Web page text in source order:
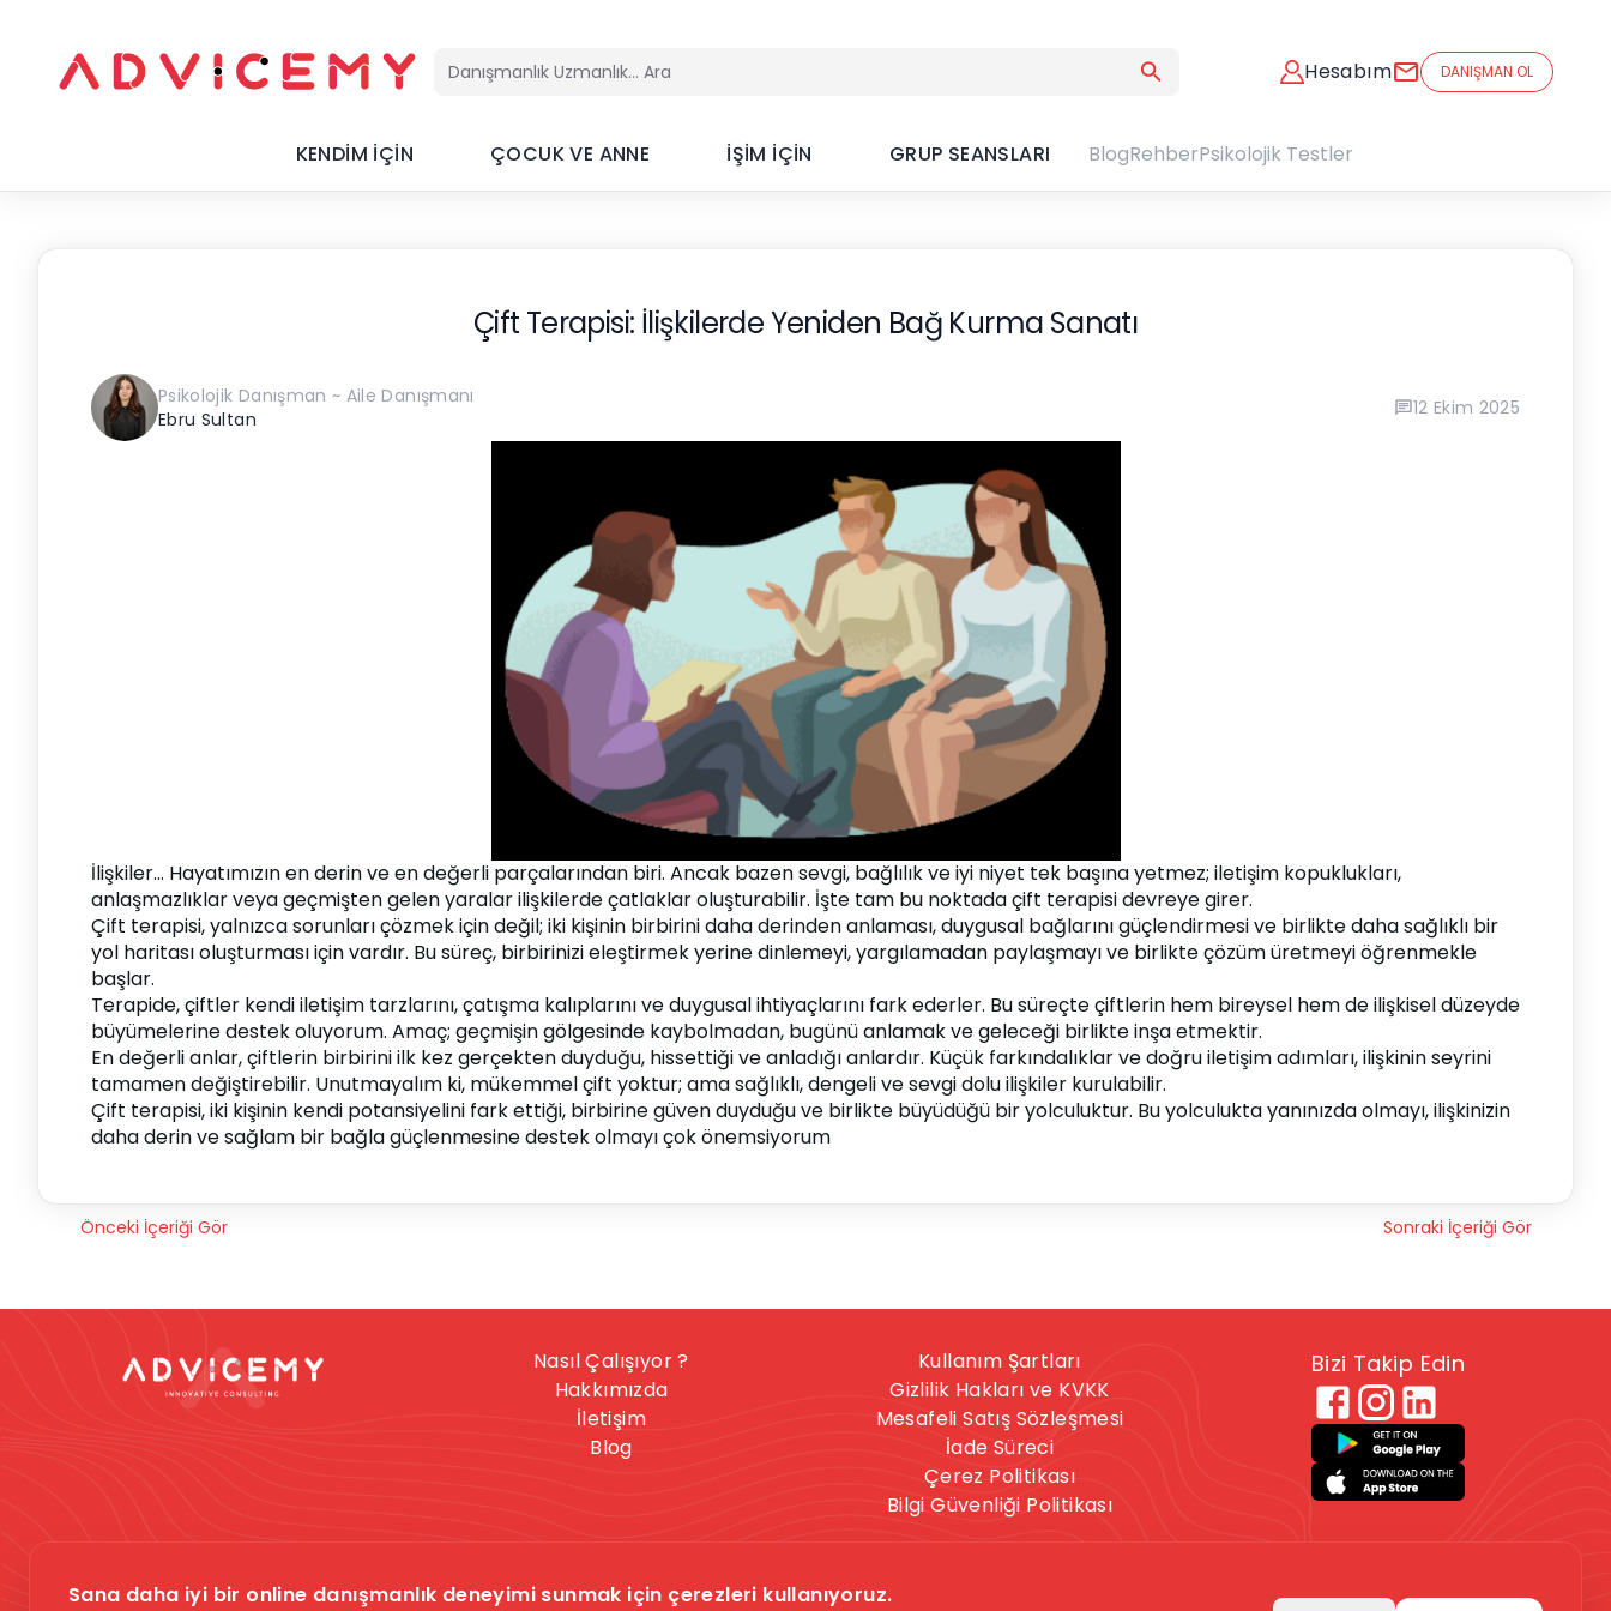
Hesabım DANIŞMAN OL
KENDİM İÇİN ÇOCUK VE ANNE İŞİM İÇİN GRUP SEANSLARI BlogRehberPsikolojik Testler
Çift Terapisi: İlişkilerde Yeniden Bağ Kurma Sanatı
Psikolojik Danışman ~ Aile Danışmanı
Ebru Sultan
12 Ekim 2025
İlişkiler… Hayatımızın en derin ve en değerli parçalarından biri. Ancak bazen sevgi, bağlılık ve iyi niyet tek başına yetmez; iletişim kopuklukları,
anlaşmazlıklar veya geçmişten gelen yaralar ilişkilerde çatlaklar oluşturabilir. İşte tam bu noktada çift terapisi devreye girer.
Çift terapisi, yalnızca sorunları çözmek için değil; iki kişinin birbirini daha derinden anlaması, duygusal bağlarını güçlendirmesi ve birlikte daha sağlıklı bir
yol haritası oluşturması için vardır. Bu süreç, birbirinizi eleştirmek yerine dinlemeyi, yargılamadan paylaşmayı ve birlikte çözüm üretmeyi öğrenmekle
başlar.
Terapide, çiftler kendi iletişim tarzlarını, çatışma kalıplarını ve duygusal ihtiyaçlarını fark ederler. Bu süreçte çiftlerin hem bireysel hem de ilişkisel düzeyde
büyümelerine destek oluyorum. Amaç; geçmişin gölgesinde kaybolmadan, bugünü anlamak ve geleceği birlikte inşa etmektir.
En değerli anlar, çiftlerin birbirini ilk kez gerçekten duyduğu, hissettiği ve anladığı anlardır. Küçük farkındalıklar ve doğru iletişim adımları, ilişkinin seyrini
tamamen değiştirebilir. Unutmayalım ki, mükemmel çift yoktur; ama sağlıklı, dengeli ve sevgi dolu ilişkiler kurulabilir.
Çift terapisi, iki kişinin kendi potansiyelini fark ettiği, birbirine güven duyduğu ve birlikte büyüdüğü bir yolculuktur. Bu yolculukta yanınızda olmayı, ilişkinizin
daha derin ve sağlam bir bağla güçlenmesine destek olmayı çok önemsiyorum
Önceki İçeriği Gör Sonraki İçeriği Gör
Sana daha iyi bir online danışmanlık deneyimi sunmak için çerezleri kullanıyoruz.
Nasıl Çalışıyor ?
Hakkımızda
İletişim
Blog
Kullanım Şartları
Gizlilik Hakları ve KVKK
Mesafeli Satış Sözleşmesi
İade Süreci
Çerez Politikası
Bilgi Güvenliği Politikası
Bizi Takip Edin
Dikkat -Online danışmanlık hizmeti, herkese uygun bir hizmet değildir. İntihar veya kendine zarar